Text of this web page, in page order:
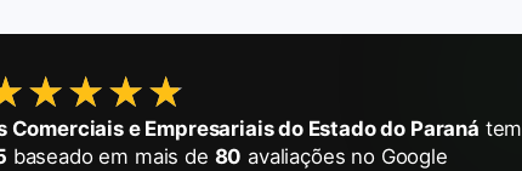
Comerciais e Empresariais do Estado do Paraná tem
baseado em mais de 80 avaliações no Google